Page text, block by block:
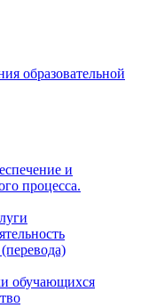
образовательной
и
процесса.
обучающихся